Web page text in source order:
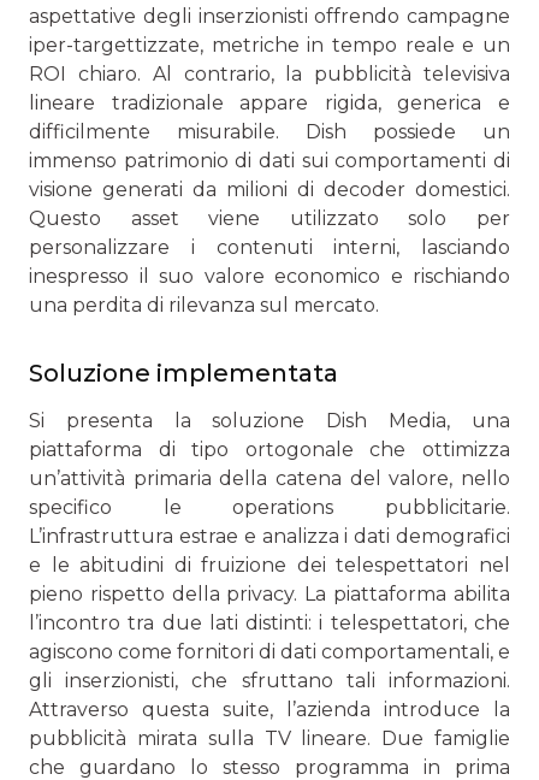
aspettative degli inserzionisti offrendo campagne
iper-targettizzate, metriche in tempo reale e un
ROI chiaro. Al contrario, la pubblicità televisiva
lineare tradizionale appare rigida, generica e
difficilmente misurabile. Dish possiede un
immenso patrimonio di dati sui comportamenti di
visione generati da milioni di decoder domestici.
Questo asset viene utilizzato solo per
personalizzare i contenuti interni, lasciando
inespresso il suo valore economico e rischiando
una perdita di rilevanza sul mercato.
Soluzione implementata
Si presenta la soluzione Dish Media, una
piattaforma di tipo ortogonale che ottimizza
un’attività primaria della catena del valore, nello
specifico le operations pubblicitarie.
L’infrastruttura estrae e analizza i dati demografici
e le abitudini di fruizione dei telespettatori nel
pieno rispetto della privacy. La piattaforma abilita
l’incontro tra due lati distinti: i telespettatori, che
agiscono come fornitori di dati comportamentali, e
gli inserzionisti, che sfruttano tali informazioni.
Attraverso questa suite, l’azienda introduce la
pubblicità mirata sulla TV lineare. Due famiglie
che guardano lo stesso programma in prima